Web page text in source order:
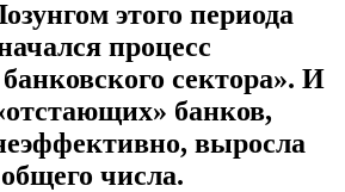
этого периода
процесс
сектора». И
банков,
выросла
числа.